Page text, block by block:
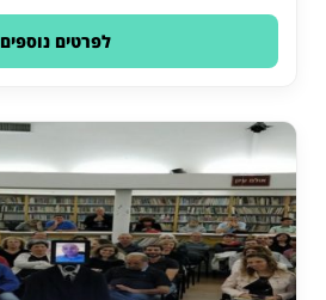
לפרטים נוספים